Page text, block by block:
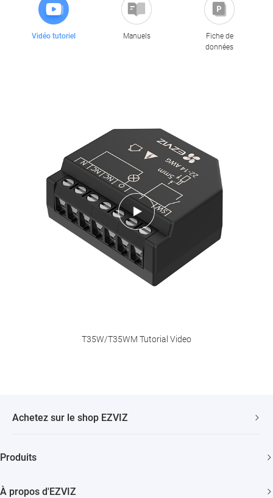
Vidéo tutoriel Manuels
Fiche de
données
T35W/T35WM Tutorial Video
Achetez sur le shop EZVIZ
Garantie de Remboursement de 30 Jours
Produits
À propos d'EZVIZ